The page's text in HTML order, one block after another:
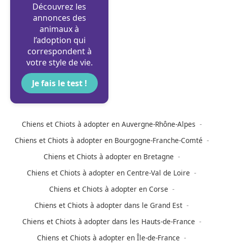
Découvrez les
annonces des
animaux à
l’adoption qui
correspondent à
votre style de vie.
Je fais le test !
Chiens et Chiots à adopter en Auvergne-Rhône-Alpes
Chiens et Chiots à adopter en Bourgogne-Franche-Comté
Chiens et Chiots à adopter en Bretagne
Chiens et Chiots à adopter en Centre-Val de Loire
Chiens et Chiots à adopter en Corse
Chiens et Chiots à adopter dans le Grand Est
Chiens et Chiots à adopter dans les Hauts-de-France
Chiens et Chiots à adopter en Île-de-France